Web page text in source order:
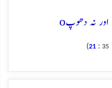
o
35
:
21
)